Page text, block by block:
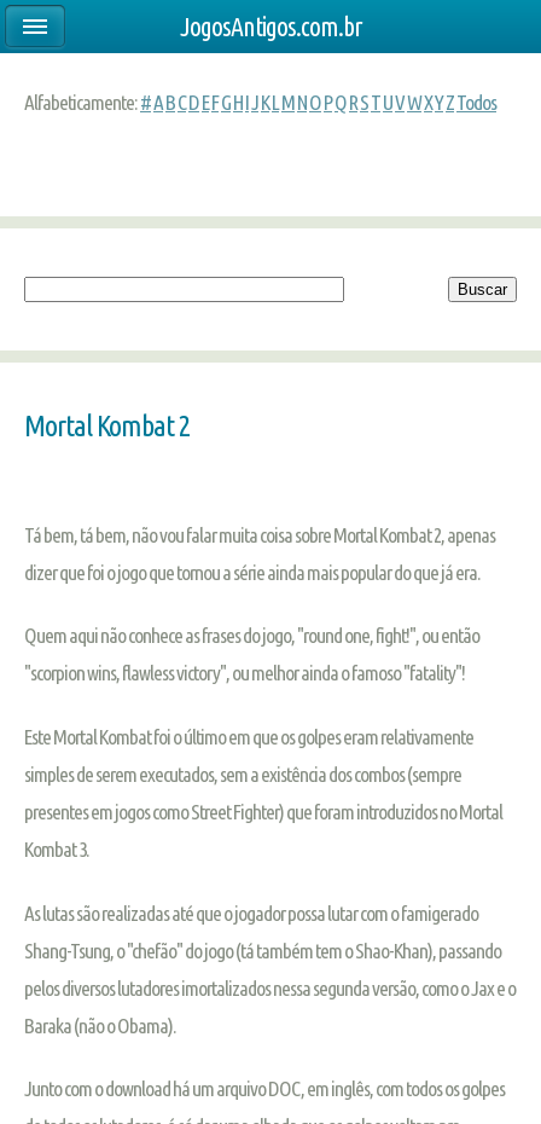
Alfabeticamente:#ABCDEFGHIJKLMNOPQRSTUVWXYZTodos
Mortal Kombat 2
Tá bem, tá bem, não vou falar muita coisa sobre Mortal Kombat 2, apenas
dizer que foi o jogo que tornou a série ainda mais popular do que já era.
Quem aqui não conhece as frases do jogo, "round one, fight!", ou então
"scorpion wins, flawless victory", ou melhor ainda o famoso "fatality"!
Este Mortal Kombat foi o último em que os golpes eram relativamente
simples de serem executados, sem a existência dos combos (sempre
presentes em jogos como Street Fighter) que foram introduzidos no Mortal
Kombat 3.
As lutas são realizadas até que o jogador possa lutar com o famigerado
Shang-Tsung, o "chefão" do jogo (tá também tem o Shao-Khan), passando
pelos diversos lutadores imortalizados nessa segunda versão, como o Jax e o
Baraka (não o Obama).
Junto com o download há um arquivo DOC, em inglês, com todos os golpes
JogosAntigos.com.br